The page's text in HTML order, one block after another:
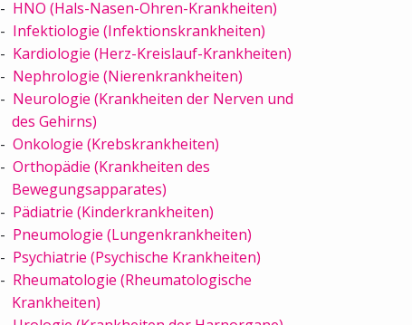
HNO (Hals-Nasen-Ohren-Krankheiten)
Infektiologie (Infektionskrankheiten)
Kardiologie (Herz-Kreislauf-Krankheiten)
Nephrologie (Nierenkrankheiten)
Neurologie (Krankheiten der Nerven und
des Gehirns)
Onkologie (Krebskrankheiten)
Orthopädie (Krankheiten des
Bewegungsapparates)
Pädiatrie (Kinderkrankheiten)
Pneumologie (Lungenkrankheiten)
Psychiatrie (Psychische Krankheiten)
Rheumatologie (Rheumatologische
Krankheiten)